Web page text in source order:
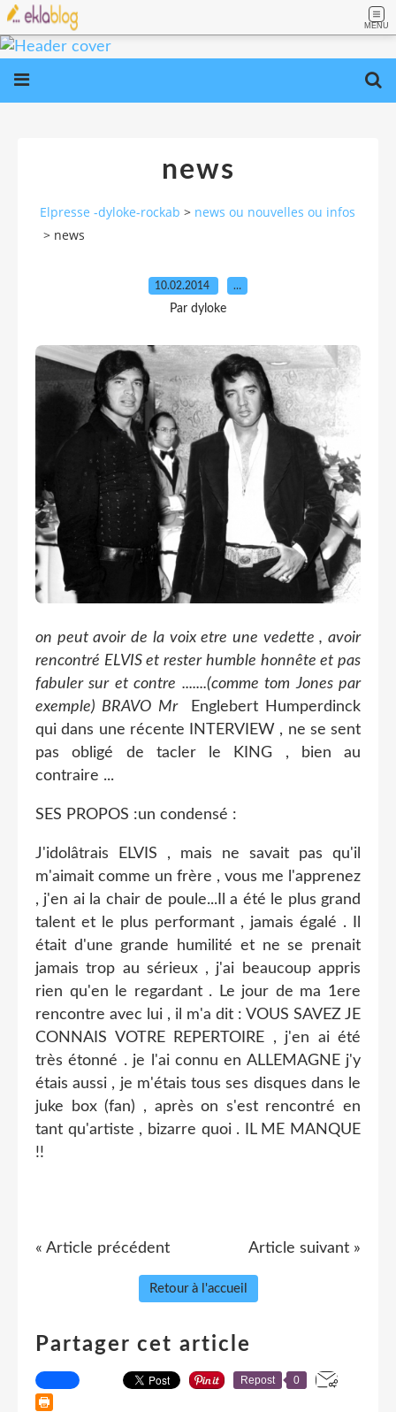
MENU
news
Elpresse -dyloke-rockab > news ou nouvelles ou infos
> news
10.02.2014 …
Par dyloke
on peut avoir de la voix etre une vedette , avoir
rencontré ELVIS et rester humble honnête et pas
fabuler sur et contre .......(comme tom Jones par
exemple) BRAVO Mr
Englebert Humperdinck
qui dans une récente INTERVIEW , ne se sent
pas obligé de tacler le KING , bien au
contraire ...
SES PROPOS :un condensé :
J'idolâtrais ELVIS , mais ne savait pas qu'il
m'aimait comme un frère , vous me l'apprenez
, j'en ai la chair de poule...Il a été le plus grand
talent et le plus performant , jamais égalé . Il
était d'une grande humilité et ne se prenait
jamais trop au sérieux , j'ai beaucoup appris
rien qu'en le regardant . Le jour de ma 1ere
rencontre avec lui , il m'a dit : VOUS SAVEZ JE
CONNAIS VOTRE REPERTOIRE , j'en ai été
très étonné . je l'ai connu en ALLEMAGNE j'y
étais aussi , je m'étais tous ses disques dans le
juke box (fan) , après on s'est rencontré en
tant qu'artiste , bizarre quoi . IL ME MANQUE
!!
« Article précédent Article suivant »
Retour à l'accueil
Partager cet article
Repost 0